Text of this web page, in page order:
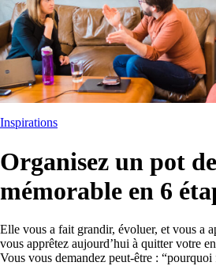
Inspirations
Organisez un pot
mémorable en 6
Elle vous a fait grandir, évoluer, et vous a
vous apprêtez aujourd’hui à quitter votre
Vous vous demandez peut-être :